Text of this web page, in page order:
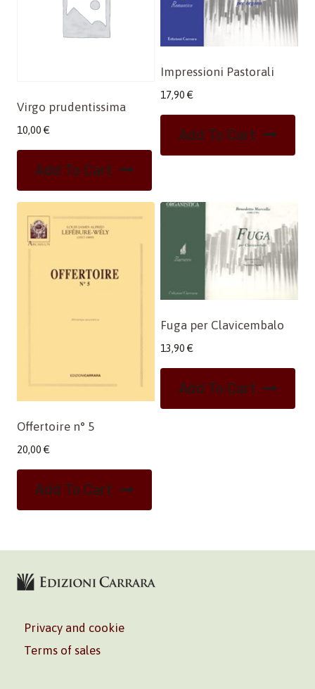
Virgo prudentissima
10,00 €
Add To Cart
Impressioni Pastorali
17,90 €
Add To Cart
Offertoire n° 5
20,00 €
Add To Cart
Fuga per Clavicembalo
13,90 €
Add To Cart
Privacy and cookie
Terms of sales